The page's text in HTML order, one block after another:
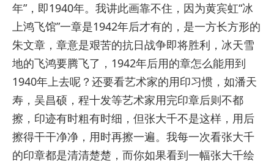
年”，即1940年。我讲此画靠不住，因为黄宾虹“冰
上鸿飞馆”一章是1942年后才有的，是一方长方形的
朱文章，章意是艰苦的抗日战争即将胜利，冰天雪
地的飞鸿要腾飞了，1942年后用的章怎么能用到
1940年上去呢？还要看艺术家的用印习惯，如潘天
寿，吴昌硕，程十发等艺术家用完印章后则不都
擦，印迹有时粗有时细，但张大千不是这样，用后
擦得干干净净，用时再擦一遍。我每一次看张大千
的印章都是清清楚楚，而你如果看到一幅张大千绘